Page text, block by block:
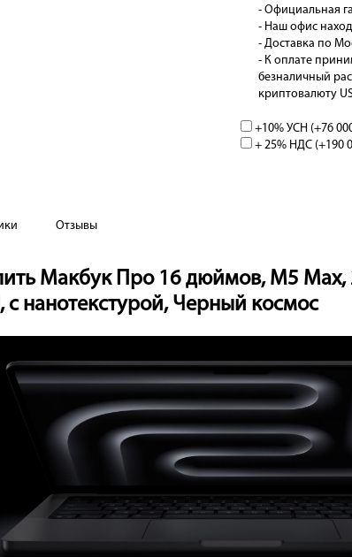
- Официальная
- Наш офис
- Доставка по
- К оплате
безналичный
криптовалюту
+10% УСН (+76
+ 25% НДС (+190
Отзывы
Макбук Про 16 дюймов, М5 Max,
с нанотекстурой, Черный космос